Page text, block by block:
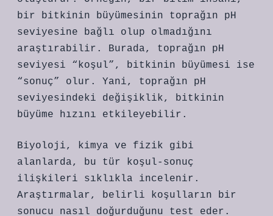
bir bitkinin büyümesinin toprağın pH
seviyesine bağlı olup olmadığını
araştırabilir. Burada, toprağın pH
seviyesi “koşul”, bitkinin büyümesi ise
“sonuç” olur. Yani, toprağın pH
seviyesindeki değişiklik, bitkinin
büyüme hızını etkileyebilir.
Biyoloji, kimya ve fizik gibi
alanlarda, bu tür koşul-sonuç
ilişkileri sıklıkla incelenir.
Araştırmalar, belirli koşulların bir
sonucu nasıl doğurduğunu test eder.